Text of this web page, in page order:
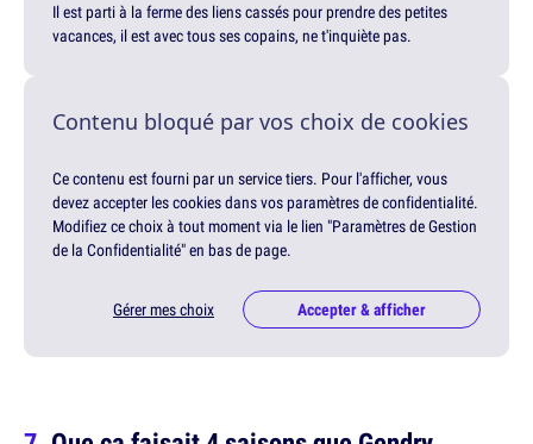
Il est parti à la ferme des liens cassés pour prendre des petites
vacances, il est avec tous ses copains, ne t'inquiète pas.
Contenu bloqué par vos choix de cookies
Ce contenu est fourni par un service tiers. Pour l'afficher, vous
devez accepter les cookies dans vos paramètres de confidentialité.
Modifiez ce choix à tout moment via le lien "Paramètres de Gestion
de la Confidentialité" en bas de page.
Gérer mes choix Accepter & afficher